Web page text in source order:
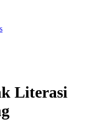
Literasi